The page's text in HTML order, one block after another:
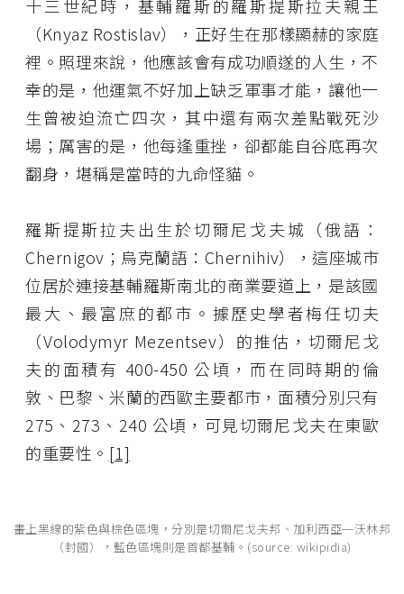
十三世紀時，基輔羅斯的羅斯提斯拉夫親王
（Knyaz Rostislav），正好生在那樣顯赫的家庭
裡。照理來說，他應該會有成功順遂的人生，不
幸的是，他運氣不好加上缺乏軍事才能，讓他一
生曾被迫流亡四次，其中還有兩次差點戰死沙
場；厲害的是，他每逢重挫，卻都能自谷底再次
翻身，堪稱是當時的九命怪貓。
羅斯提斯拉夫出生於切爾尼戈夫城（俄語：
Chernigov；烏克蘭語：Chernihiv），這座城市
位居於連接基輔羅斯南北的商業要道上，是該國
最大、最富庶的都市。據歷史學者梅任切夫
（Volodymyr Mezentsev）的推估，切爾尼戈
夫的面積有 400-450 公頃，而在同時期的倫
敦、巴黎、米蘭的西歐主要都市，面積分別只有
275、273、240 公頃，可見切爾尼戈夫在東歐
的重要性。 [1]
畫上黑線的紫色與棕色區塊，分別是切爾尼戈夫邦、加利西亞─沃林邦
（封國），藍色區塊則是首都基輔。(source: wikipidia)